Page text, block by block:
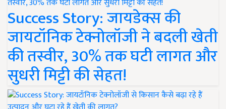
Success Story: जायडेक्स की
जायटॉनिक टेक्नोलॉजी ने बदली खेती
की तस्वीर, 30% तक घटी लागत और
सुधरी मिट्टी की सेहत!